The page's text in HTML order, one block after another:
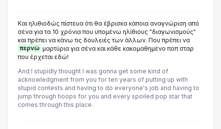
Και ηλιθιοδώς πίστευα ότι θα έβρισκα κάποια αναγνώριση από
σένα για τα 10 χρόνια που υπομένω ηλίθιους "διαγωνισμούς"
και πρέπει να κάνω τις δουλειές των άλλων. Που πρέπει να
περνώ μαρτύρια για σένα και κάθε κακομαθημένο ποπ σταρ
που έρχεται εδώ!
And I stupidly thought I was gonna get some kind of
acknowledgment from you for ten years of putting up with
stupid contests and having to do everyone's job and having to
jump through hoops for you and every spoiled pop star that
comes through this place.